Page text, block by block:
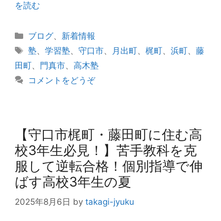
を読む
カ
テ
リ
ー
ブログ、 新着情報
タ
グ
塾、学習塾、守口市、 月出町、梶町、浜町、藤
田町、 門真市、 高木塾
コメントをどうぞ
【守口市梶町・藤田町に住む高
校3年生必見！】苦手教科を克
服して逆転合格！個別指導で伸
ばす高校3年生の夏
2025年8月6日 by takagi-jyuku